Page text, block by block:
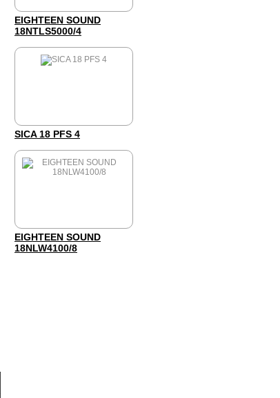
EIGHTEEN SOUND
18NTLS5000/4
SICA 18 PFS 4
EIGHTEEN SOUND
18NLW4100/8